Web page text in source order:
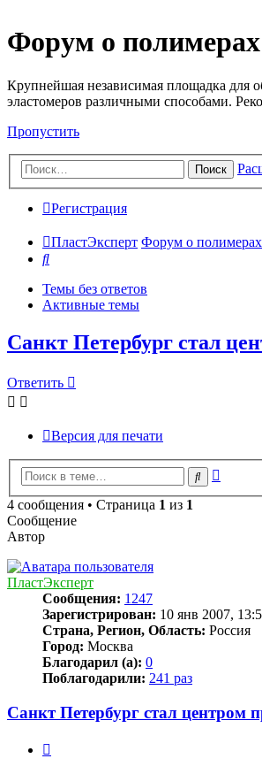
Форум о
Крупнейшая независимая площадка для
эластомеров различными способами.
Пропустить
Поиск
Регистрация
ПластЭксперт Форум о полимерах
Поиск
Темы без ответов
Активные темы
Санкт Петербург стал
Ответить
Версия для печати
Поиск
4 сообщения • Страница 1 из 1
Сообщение
Автор
ПластЭксперт
Сообщения: 1247
Зарегистрирован: 10 янв 2007,
Страна, Регион, Область: Россия
Город: Москва
Благодарил (а): 0
Поблагодарили: 241 раз
Санкт Петербург стал центром